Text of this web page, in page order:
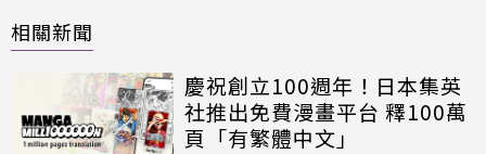
相關新聞
慶祝創立100週年！日本集英
社推出免費漫畫平台 釋100萬
頁「有繁體中文」